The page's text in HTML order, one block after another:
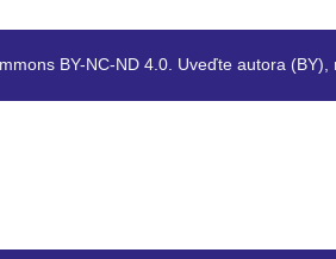
BY-NC-ND 4.0. Uveďte autora